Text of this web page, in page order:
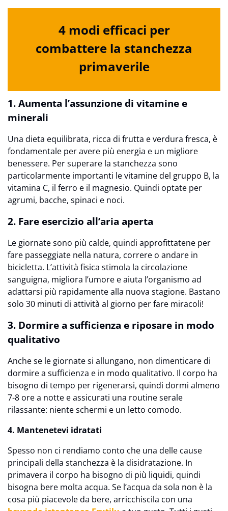
4 modi efficaci per
combattere la stanchezza
primaverile
1. Aumenta l’assunzione di vitamine e
minerali
Una dieta equilibrata, ricca di frutta e verdura fresca, è
fondamentale per avere più energia e un migliore
benessere. Per superare la stanchezza sono
particolarmente importanti le vitamine del gruppo B, la
vitamina C, il ferro e il magnesio. Quindi optate per
agrumi, bacche, spinaci e noci.
2. Fare esercizio all’aria aperta
Le giornate sono più calde, quindi approfittatene per
fare passeggiate nella natura, correre o andare in
bicicletta. L’attività fisica stimola la circolazione
sanguigna, migliora l’umore e aiuta l’organismo ad
adattarsi più rapidamente alla nuova stagione. Bastano
solo 30 minuti di attività al giorno per fare miracoli!
3. Dormire a sufficienza e riposare in modo
qualitativo
Anche se le giornate si allungano, non dimenticare di
dormire a sufficienza e in modo qualitativo. Il corpo ha
bisogno di tempo per rigenerarsi, quindi dormi almeno
7-8 ore a notte e assicurati una routine serale
rilassante: niente schermi e un letto comodo.
4. Mantenetevi idratati
Spesso non ci rendiamo conto che una delle cause
principali della stanchezza è la disidratazione. In
primavera il corpo ha bisogno di più liquidi, quindi
bisogna bere molta acqua. Se l’acqua da sola non è la
cosa più piacevole da bere, arricchiscila con una